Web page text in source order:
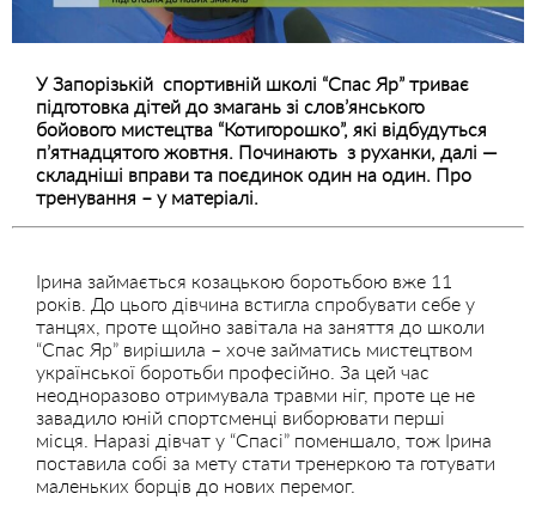
У Запорізькій спортивній школі “Спас Яр” триває
підготовка дітей до змагань зі слов’янського
бойового мистецтва “Котигорошко”, які відбудуться
п’ятнадцятого жовтня. Починають з руханки, далі —
складніші вправи та поєдинок один на один. Про
тренування – у матеріалі.
Ірина займається козацькою боротьбою вже 11
років. До цього дівчина встигла спробувати себе у
танцях, проте щойно завітала на заняття до школи
“Спас Яр” вирішила – хоче займатись мистецтвом
української боротьби професійно. За цей час
неодноразово отримувала травми ніг, проте це не
завадило юній спортсменці виборювати перші
місця. Наразі дівчат у “Спасі” поменшало, тож Ірина
поставила собі за мету стати тренеркою та готувати
маленьких борців до нових перемог.